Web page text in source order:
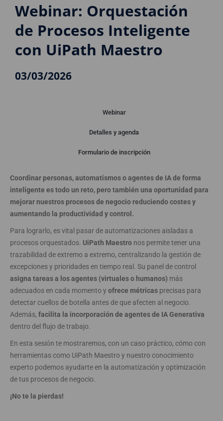
Webinar: Orquestación
de Procesos Inteligente
con UiPath Maestro
03/03/2026
Webinar
Detalles y agenda
Formulario de inscripción
Coordinar personas, automatismos o agentes de IA de forma
inteligente es todo un reto, pero también una oportunidad para
mejorar nuestros procesos de negocio reduciendo costes y
aumentando la productividad y control.
Para lograrlo, es vital pasar de automatizaciones aisladas a
procesos orquestados. UiPath Maestro nos permite tener una
trazabilidad de extremo a extremo, centralizando la gestión de
excepciones y prioridades en tiempo real. Su panel de control
asigna tareas a los agentes (virtuales o humanos) más
adecuados en cada momento y ofrece métricas precisas para
detectar cuellos de botella antes de que afecten al negocio.
Además, facilita la incorporación de agentes de IA Generativa
dentro del flujo de trabajo.
En esta sesión te mostraremos, con un caso práctico, cómo con
herramientas como UiPath Maestro y nuestro conocimiento
experto podemos ayudarte en la automatización y optimización
de tus procesos de negocio.
¡No te la pierdas!